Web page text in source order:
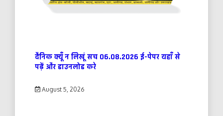
दैनिक क्यूँ न लिखूं सच 06.08.2026 ई-पेपर यहाँ से
पढ़ें और डाउनलोड करे
August 5, 2026